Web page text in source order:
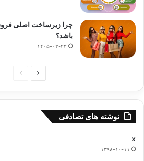
چرا زیرساخت اصلی فروش
باشد؟
۱۴۰۵-۰۳-۲۴
ح
ح
نوشته های تصادفی
x
۱۳۹۸-۱۰-۱۱